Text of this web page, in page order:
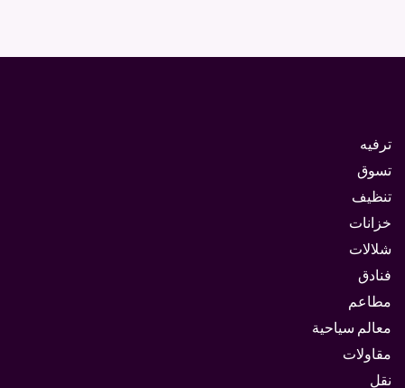
ترفيه
تسوق
تنظيف
خزانات
شلالات
فنادق
مطاعم
معالم سياحية
مقاولات
نقل